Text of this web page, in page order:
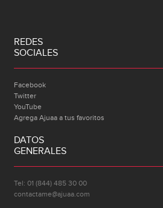
REDES
SOCIALES
Facebook
Twitter
YouTube
Agrega Ajuaa a tus favoritos
DATOS
GENERALES
Tel: 01 (844) 485 30 00
contactame@ajuaa.com